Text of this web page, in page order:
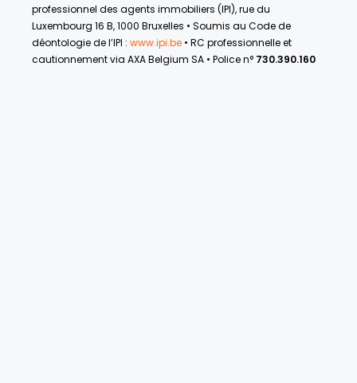
professionnel des agents immobiliers (IPI), rue du
Luxembourg 16 B, 1000 Bruxelles • Soumis au Code de
déontologie de l’IPI : www.ipi.be • RC professionnelle et
cautionnement via AXA Belgium SA • Police n° 730.390.160